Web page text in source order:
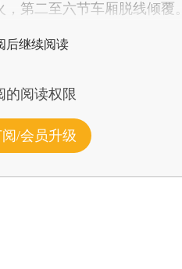
第二至六节车厢脱线倾覆。
后继续阅读
阅读权限
/会员升级